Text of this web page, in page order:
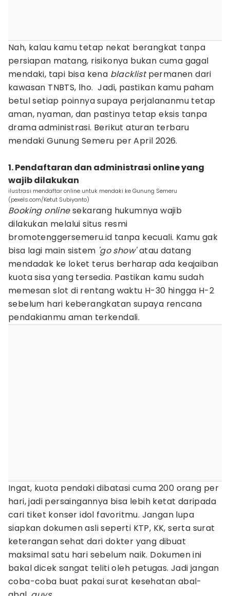
Nah, kalau kamu tetap nekat berangkat tanpa
persiapan matang, risikonya bukan cuma gagal
mendaki, tapi bisa kena blacklistpermanen dari
kawasan TNBTS, lho. Jadi, pastikan kamu paham
betul setiap poinnya supaya perjalananmu tetap
aman, nyaman, dan pastinya tetap eksis tanpa
drama administrasi. Berikut aturan terbaru
mendaki Gunung Semeru per April 2026.
1. Pendaftaran dan administrasi online yang
wajib dilakukan
ilustrasi mendaftar online untuk mendaki ke Gunung Semeru
(pexels.com/Ketut Subiyanto)
Booking onlinesekarang hukumnya wajib
dilakukan melalui situs resmi
bromotenggersemeru.id tanpa kecuali. Kamu gak
bisa lagi main sistem 'go show'atau datang
mendadak ke loket terus berharap ada keajaiban
kuota sisa yang tersedia. Pastikan kamu sudah
memesan slot di rentang waktu H-30 hingga H-2
sebelum hari keberangkatan supaya rencana
pendakianmu aman terkendali.
Ingat, kuota pendaki dibatasi cuma 200 orang per
hari, jadi persaingannya bisa lebih ketat daripada
cari tiket konser idol favoritmu. Jangan lupa
siapkan dokumen asli seperti KTP, KK, serta surat
keterangan sehat dari dokter yang dibuat
maksimal satu hari sebelum naik. Dokumen ini
bakal dicek sangat teliti oleh petugas. Jadi jangan
coba-coba buat pakai surat kesehatan abal-